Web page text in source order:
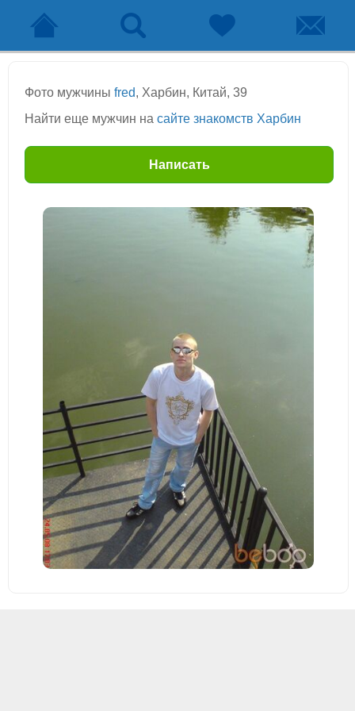
Фото мужчины fred, Харбин, Китай, 39
Найти еще мужчин на сайте знакомств Харбин
Написать